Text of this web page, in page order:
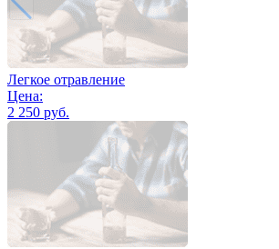
Легкое отравление
Цена:
2 250 руб.